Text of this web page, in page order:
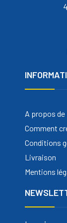
A propos de
Comment
Conditions
Livraison
Mentions